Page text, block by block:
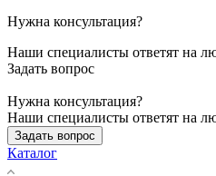
Нужна консультация?
Наши специалисты ответят на
Задать вопрос
Нужна консультация?
Наши специалисты ответят на
Задать вопрос
Каталог